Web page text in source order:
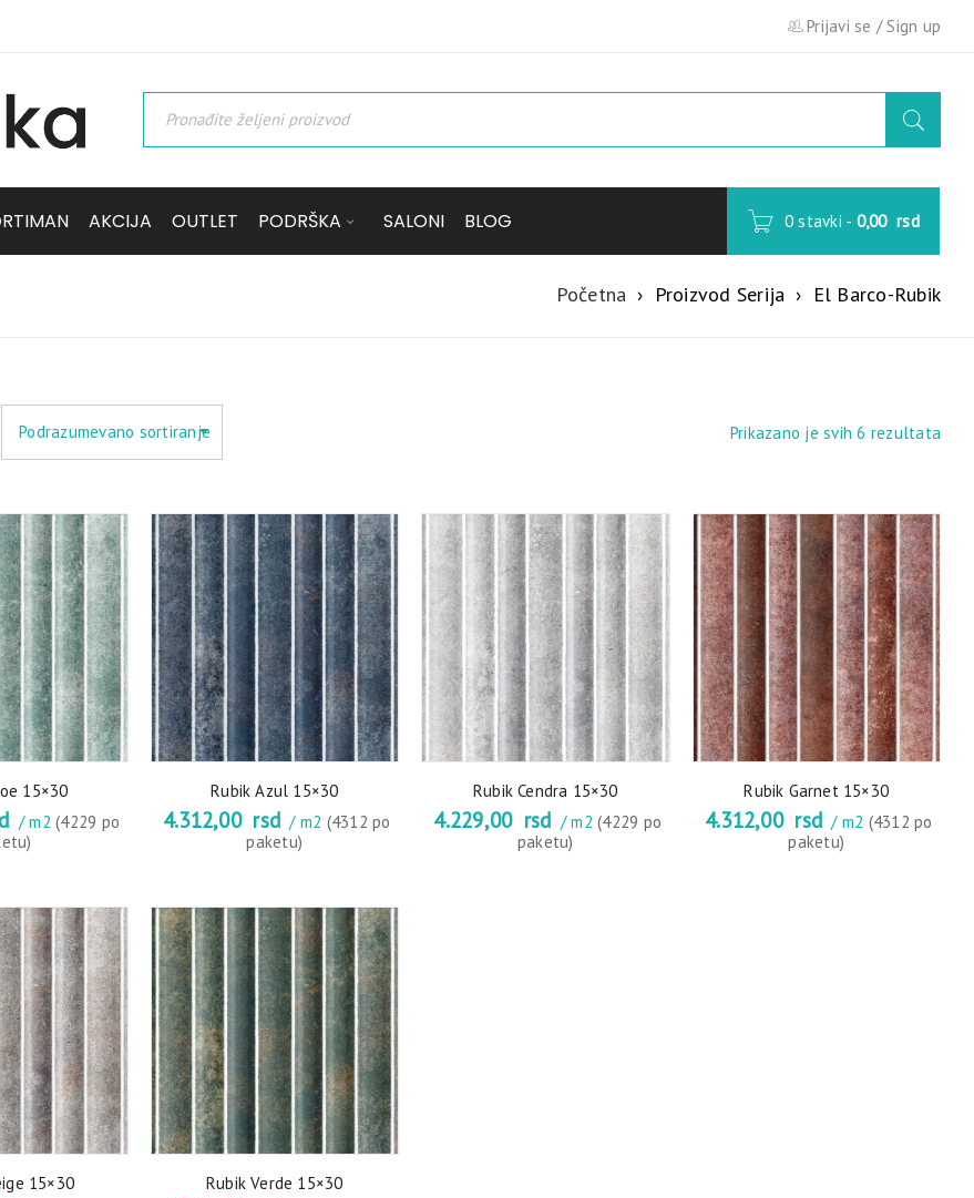
Prijavi se /Sign up
AKCIJA OUTLET PODRŠKA SALONI BLOG 0 stavki - 0,00 rsd
Početna › Proizvod Serija › El Barco-Rubik
Prikazano je svih 6 rezultata
Podrazumevano sortiranje
15×30
/ m2(4229 po
Rubik Azul 15×30
4.312,00 rsd / m2 (4312 po
paketu)
Rubik Cendra 15×30
4.229,00 rsd / m2(4229 po
paketu)
Rubik Garnet 15×30
4.312,00 rsd / m2 (4312 po
paketu)
15×30 Rubik Verde 15×30